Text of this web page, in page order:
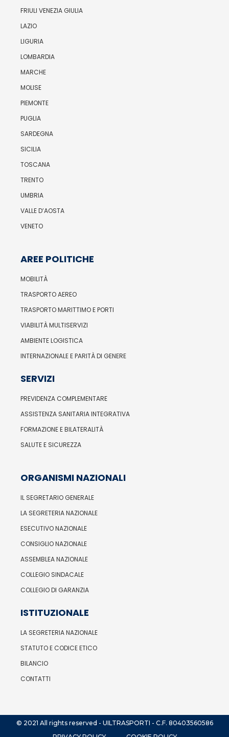
FRIULI VENEZIA GIULIA
LAZIO
LIGURIA
LOMBARDIA
MARCHE
MOLISE
PIEMONTE
PUGLIA
SARDEGNA
SICILIA
TOSCANA
TRENTO
UMBRIA
VALLE D’AOSTA
VENETO
AREE POLITICHE
MOBILITÀ
TRASPORTO AEREO
TRASPORTO MARITTIMO E PORTI
VIABILITÀ MULTISERVIZI
AMBIENTE LOGISTICA
INTERNAZIONALE E PARITÀ DI GENERE
SERVIZI
PREVIDENZA COMPLEMENTARE
ASSISTENZA SANITARIA INTEGRATIVA
FORMAZIONE E BILATERALITÀ
SALUTE E SICUREZZA
ORGANISMI NAZIONALI
IL SEGRETARIO GENERALE
LA SEGRETERIA NAZIONALE
ESECUTIVO NAZIONALE
CONSIGLIO NAZIONALE
ASSEMBLEA NAZIONALE
COLLEGIO SINDACALE
COLLEGIO DI GARANZIA
ISTITUZIONALE
LA SEGRETERIA NAZIONALE
STATUTO E CODICE ETICO
BILANCIO
CONTATTI
© 2021 All rights reserved - UILTRASPORTI - C.F. 80403560586